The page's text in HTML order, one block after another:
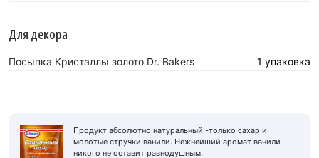
Для декора
Посыпка Кристаллы золото Dr. Bakers 1 упаковка
Продукт абсолютно натуральный -только сахар и
молотые стручки ванили. Нежнейший аромат ванили
никого не оставит равнодушным.